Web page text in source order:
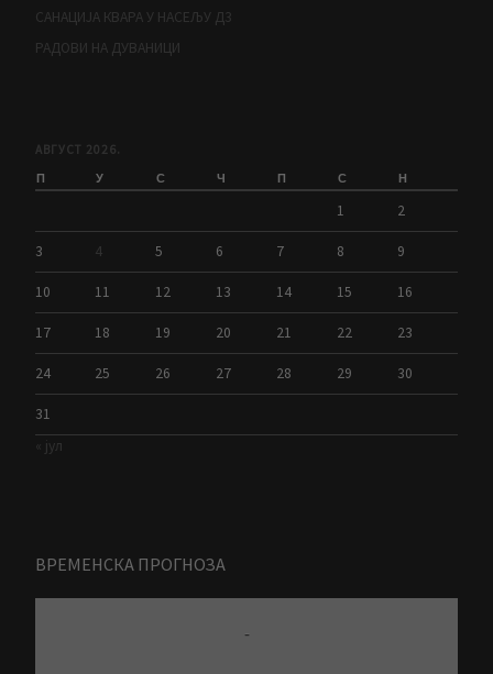
САНАЦИЈА КВАРА У НАСЕЉУ Д3
РАДОВИ НА ДУВАНИЦИ
АВГУСТ 2026.
П У С Ч П С Н
1 2
3 4 5 6 7 8 9
10 11 12 13 14 15 16
17 18 19 20 21 22 23
24 25 26 27 28 29 30
31
« јул
ВРЕМЕНСКА ПРОГНОЗА
-